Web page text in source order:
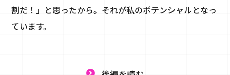
割だ！」と思ったから。それが私のポテンシャルとなっ
ています。